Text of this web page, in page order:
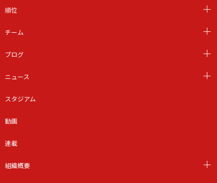
順位
チーム
ブログ
ニュース
スタジアム
動画
連載
組織概要